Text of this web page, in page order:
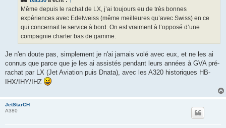
Même depuis le rachat de LX, j’ai toujours eu de très bonnes
expériences avec Edelweiss (même meilleures qu’avec Swiss) en ce
qui concernait le service à bord. On est vraiment à l’opposé d’une
compagnie charter bas de gamme.
Je n'en doute pas, simplement je n'ai jamais volé avec eux, et ne les ai
connus que parce que je les ai assistés pendant leurs années à GVA pré-
rachat par LX (Jet Aviation puis Dnata), avec les A320 historiques HB-
IHX/IHY/IHZ
JetStarCH
A380